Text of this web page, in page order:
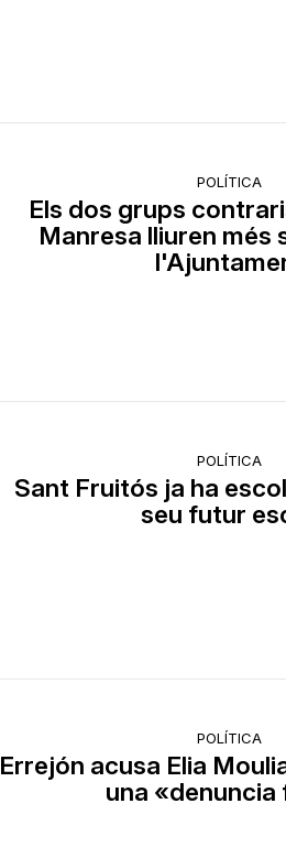
POLÍTICA
Els dos grups
Manresa lliuren més
POLÍTICA
Sant Fruitós ja ha
seu futur
POLÍTICA
Errejón acusa Elia
una «denuncia